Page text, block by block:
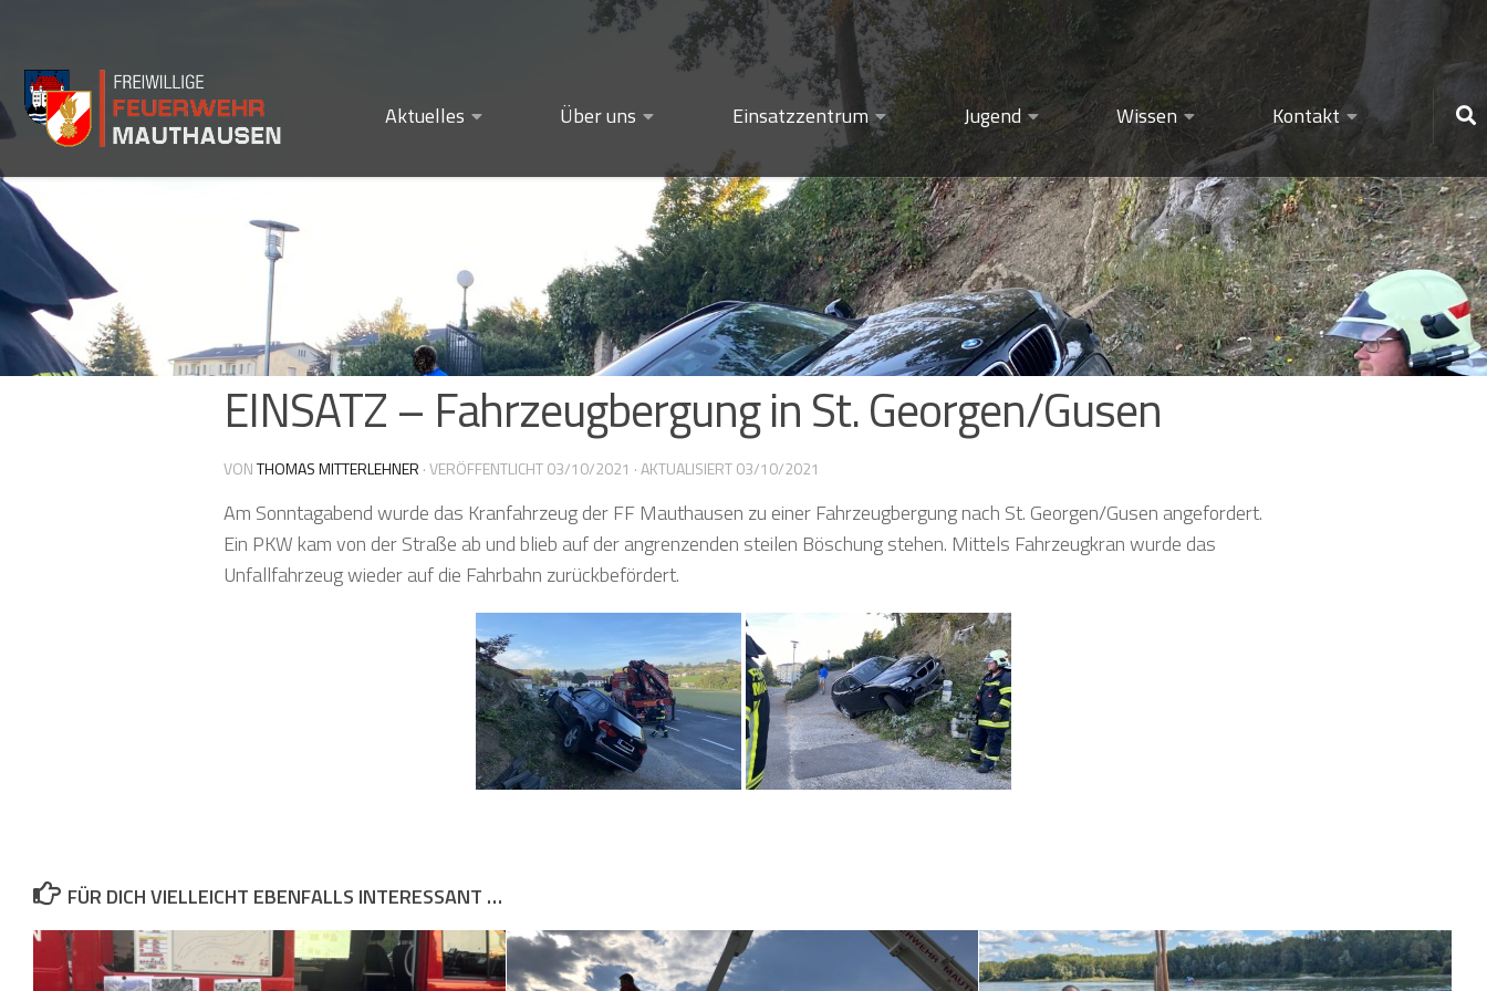
Aktuelles Über uns Einsatzzentrum Jugend Wissen Kontakt
EINSATZ – Fahrzeugbergung in St. Georgen/Gusen
VONTHOMAS MITTERLEHNER · VERÖFFENTLICHT03/10/2021 · AKTUALISIERT03/10/2021
Am Sonntagabend wurde das Kranfahrzeug der FF Mauthausen zu einer Fahrzeugbergung nach St. Georgen/Gusen angefordert.
Ein PKW kam von der Straße ab und blieb auf der angrenzenden steilen Böschung stehen. Mittels Fahrzeugkran wurde das
Unfallfahrzeug wieder auf die Fahrbahn zurückbefördert.
FÜR DICH VIELLEICHT EBENFALLS INTERESSANT …